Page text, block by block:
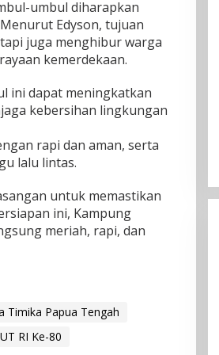
umbul diharapkan
Edyson, tujuan
juga menghibur warga
kemerdekaan.
ini dapat meningkatkan
kebersihan lingkungan
rapi dan aman, serta
lalu lintas.
untuk memastikan
ini, Kampung
meriah, rapi, dan
Timika Papua Tengah
RI Ke-80